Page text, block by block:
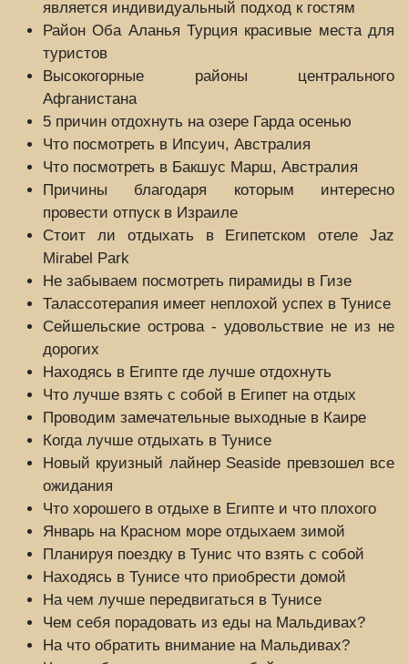
является индивидуальный подход к гостям
Район Оба Аланья Турция красивые места для
туристов
Высокогорные районы центрального
Афганистана
5 причин отдохнуть на озере Гарда осенью
Что посмотреть в Ипсуич, Австралия
Что посмотреть в Бакшус Марш, Австралия
Причины благодаря которым интересно
провести отпуск в Израиле
Стоит ли отдыхать в Египетском отеле Jaz
Mirabel Park
Не забываем посмотреть пирамиды в Гизе
Талассотерапия имеет неплохой успех в Тунисе
Сейшельские острова - удовольствие не из не
дорогих
Находясь в Египте где лучше отдохнуть
Что лучше взять с собой в Египет на отдых
Проводим замечательные выходные в Каире
Когда лучше отдыхать в Тунисе
Новый круизный лайнер Seaside превзошел все
ожидания
Что хорошего в отдыхе в Египте и что плохого
Январь на Красном море отдыхаем зимой
Планируя поездку в Тунис что взять с собой
Находясь в Тунисе что приобрести домой
На чем лучше передвигаться в Тунисе
Чем себя порадовать из еды на Мальдивах?
На что обратить внимание на Мальдивах?